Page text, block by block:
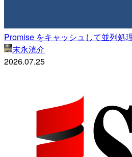
Promise をキャッシュして並列処
末永洸介
2026.07.25